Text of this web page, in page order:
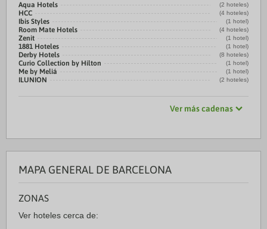
Aqua Hotels (2 hoteles)
HCC (4 hoteles)
Ibis Styles (1 hotel)
Room Mate Hotels (4 hoteles)
Zenit (1 hotel)
1881 Hoteles (1 hotel)
Derby Hotels (8 hoteles)
Curio Collection by Hilton (1 hotel)
Me by Meliá (1 hotel)
ILUNION (2 hoteles)
Ver más cadenas
MAPA GENERAL DE BARCELONA
ZONAS
Ver hoteles cerca de: